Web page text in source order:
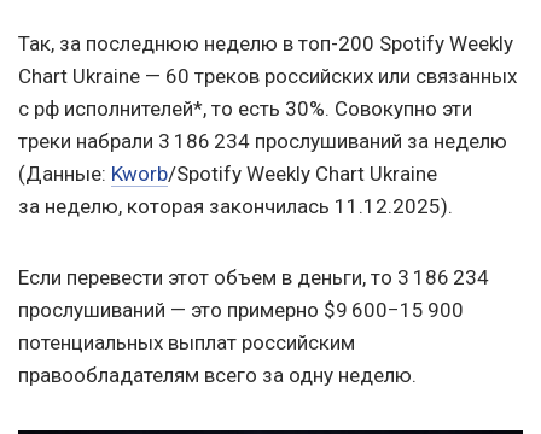
Так, за последнюю неделю в топ-200 Spotify Weekly
Chart Ukraine — 60 треков российских или связанных
с рф исполнителей*, то есть 30%. Совокупно эти
треки набрали 3 186 234 прослушиваний за неделю
(Данные: Kworb/Spotify Weekly Chart Ukraine
за неделю, которая закончилась 11.12.2025).
Если перевести этот объем в деньги, то 3 186 234
прослушиваний — это примерно $9 600−15 900
потенциальных выплат российским
правообладателям всего за одну неделю.